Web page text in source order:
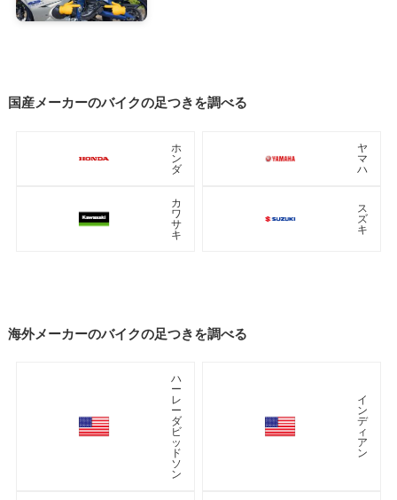
国産メーカーのバイクの足つきを調べる
ホ
ン
ダ
ヤ
マ
ハ
カ
ワ
サ
キ
ス
ズ
キ
海外メーカーのバイクの足つきを調べる
ハ
ー
レ
ー
ダ
ビ
ッ
ド
ソ
ン
イ
ン
デ
ィ
ア
ン